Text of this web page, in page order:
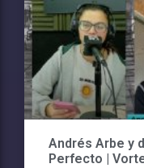
Andrés Arbe y
Perfecto |